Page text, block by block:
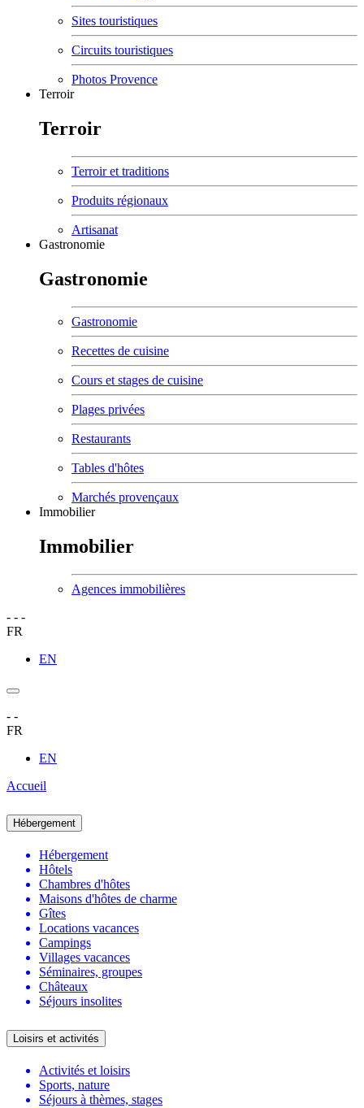
Sites touristiques
Circuits touristiques
Photos Provence
Terroir
Terroir
Terroir et traditions
Produits régionaux
Artisanat
Gastronomie
Gastronomie
Gastronomie
Recettes de cuisine
Cours et stages de cuisine
Plages privées
Restaurants
Tables d'hôtes
Marchés provençaux
Immobilier
Immobilier
Agences immobilières
- - -
FR
EN
- -
FR
EN
Accueil
Hébergement
Hébergement
Hôtels
Chambres d'hôtes
Maisons d'hôtes de charme
Gîtes
Locations vacances
Campings
Villages vacances
Séminaires, groupes
Châteaux
Séjours insolites
Loisirs et activités
Activités et loisirs
Sports, nature
Séjours à thèmes, stages